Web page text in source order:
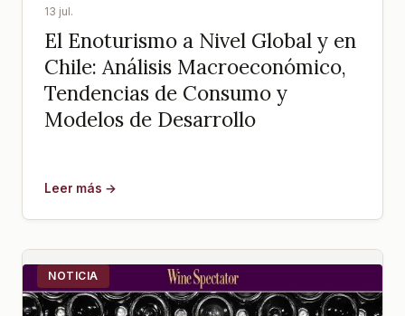
13 jul.
El Enoturismo a Nivel Global y en
Chile: Análisis Macroeconómico,
Tendencias de Consumo y
Modelos de Desarrollo
Leer más →
NOTICIA